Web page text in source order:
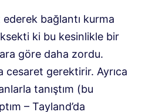
bağlantı kurma
ki bu kesinlikle bir
göre daha zordu.
cesaret gerektirir. Ayrıca
tanıştım (bu
– Tayland’da